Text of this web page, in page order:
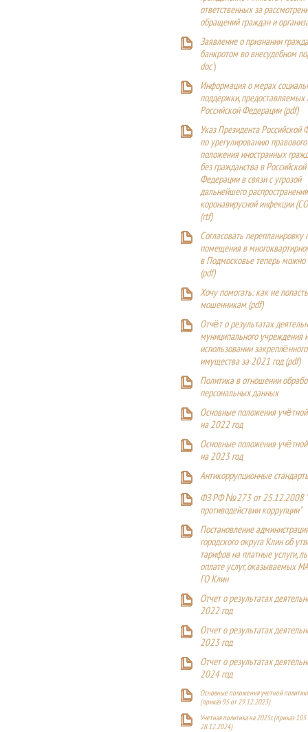
ответственных за
обращений граждан и
Заявление о признании
банкротом во внесудебном
doc)
Информация о мерах
поддержки,
Российской Федерации (pdf)
Указ Президента Российской
по урегулированию правового
положения иностранных
без гражданства в Российской
Федерации в связи с угрозой
дальнейшего
коронавирусной инфекции
(rtf)
Согласовать перепланировку
помещения в
в Подмосковье теперь можно
(pdf)
Хочу помогать: как не
мошенникам (pdf)
Отчёт о результатах
муниципального учреждения
использовании
имущества за 2021 год (pdf)
Политика в отношении
персональных данных
Основные положения
на 2022 год
Основные положения
на 2023 год
Антикоррупционные
ФЗ РФ №273 от 25.12.2008
противодействии коррупции"
Постановление
городского округа Клин об
тарифов на платные услуги,
оплате услуг, оказываемых
ГО Клин
Отчет о результатах
2022 год
Отчет о результатах
2023 год
Отчет о результатах
2024 год
Основные положения учетной
(приказ 95 от 29.12.2023)
Учетная политика на 2025г. (приказ 105
28.12.2024)